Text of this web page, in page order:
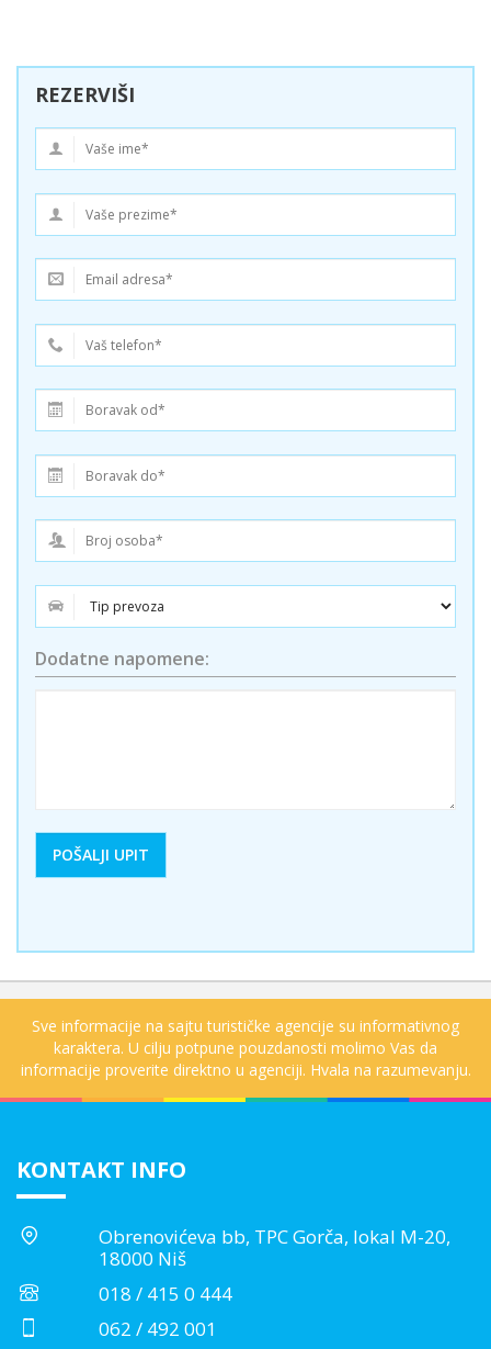
REZERVIŠI
Dodatne napomene:
Sve informacije na sajtu turističke agencije su informativnog
karaktera. U cilju potpune pouzdanosti molimo Vas da
informacije proverite direktno u agenciji. Hvala na razumevanju.
KONTAKT INFO
Obrenovićeva bb, TPC Gorča, lokal M-20,
18000 Niš
018 / 415 0 444
062 / 492 001